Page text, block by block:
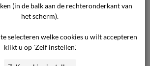
de cliënt
van de cliënt verwijst de
de overgelegde stukken. In de
(in de balk aan de rechteronderkant van
het scherm).
selecteren welke cookies u wilt accepteren
klikt u op 'Zelf instellen'.